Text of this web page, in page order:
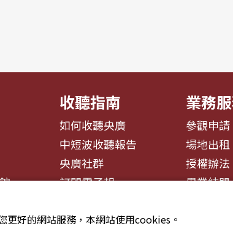
收聽指南
如何收聽央廣
中短波收聽報告
央廣社群
訂閱電子報
業務
參觀申請
場地出租
授權辦法
異業結盟
更好的網站服務，本網站使用cookies。